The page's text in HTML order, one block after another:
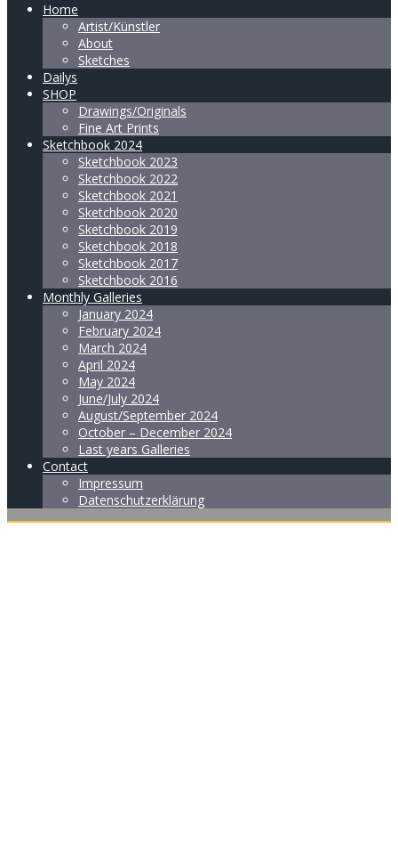
Home
Artist/Künstler
About
Sketches
Dailys
SHOP
Drawings/Originals
Fine Art Prints
Sketchbook 2024
Sketchbook 2023
Sketchbook 2022
Sketchbook 2021
Sketchbook 2020
Sketchbook 2019
Sketchbook 2018
Sketchbook 2017
Sketchbook 2016
Monthly Galleries
January 2024
February 2024
March 2024
April 2024
May 2024
June/July 2024
August/September 2024
October – December 2024
Last years Galleries
Contact
Impressum
Datenschutzerklärung